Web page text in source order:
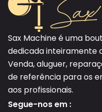
Sax Machine é uma
dedicada inteiramente
Venda, aluguer,
de referência para os
aos profissionais.
Segue-nos em :